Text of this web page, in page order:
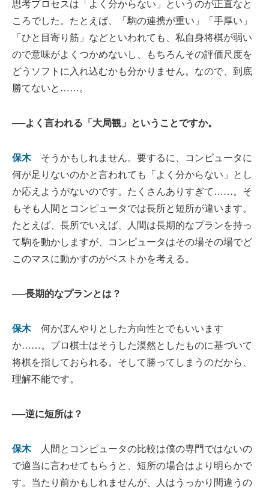
思考プロセスは「よく分からない」というのが正直なと
ころでした。たとえば、「駒の連携が重い」「手厚い」
「ひと目寄り筋」などといわれても、私自身将棋が弱い
ので意味がよくつかめないし、もちろんその評価尺度を
どうソフトに入れ込むかも分かりません。なので、到底
勝てないと……。
──よく言われる「大局観」ということですか。
保木そうかもしれません。要するに、コンピュータに
何が足りないのかと言われても「よく分からない」とし
か応えようがないのです。たくさんありすぎて……。そ
もそも人間とコンピュータでは長所と短所が違います。
たとえば、長所でいえば、人間は長期的なプランを持っ
て駒を動かしますが、コンピュータはその場その場でど
このマスに動かすのがベストかを考える。
──長期的なプランとは？
保木何かぼんやりとした方向性とでもいいます
か……。プロ棋士はそうした漠然としたものに基づいて
将棋を指しておられる。そして勝ってしまうのだから、
理解不能です。
──逆に短所は？
保木人間とコンピュータの比較は僕の専門ではないの
で適当に言わせてもらうと、短所の場合はより明らかで
す。当たり前かもしれませんが、人はうっかり間違うの